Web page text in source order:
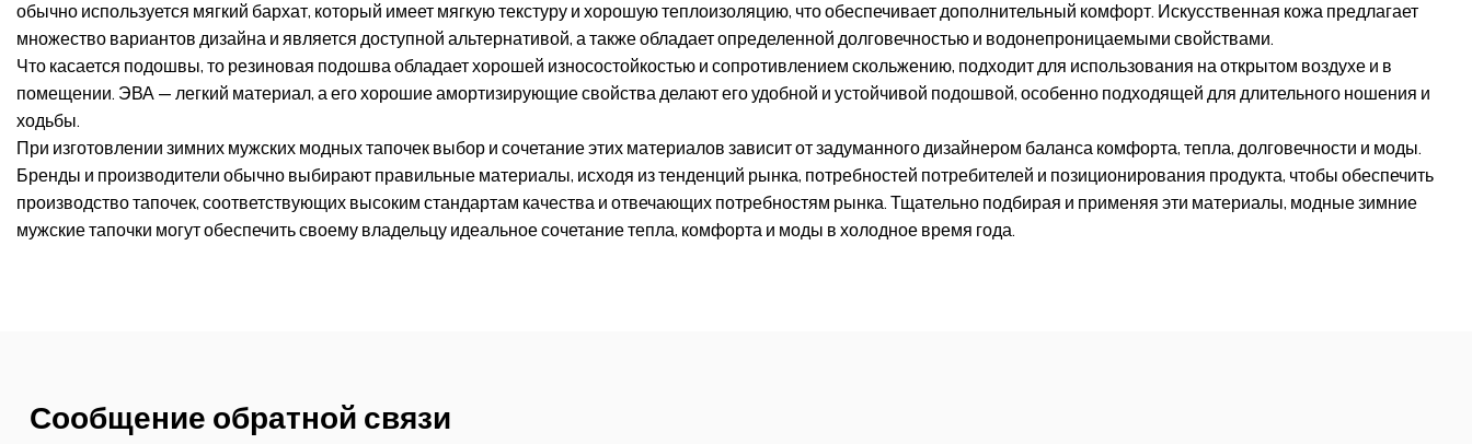
обычно используется мягкий бархат, который имеет мягкую текстуру и хорошую теплоизоляцию, что обеспечивает дополнительный комфорт. Искусственная кожа предлагает
множество вариантов дизайна и является доступной альтернативой, а также обладает определенной долговечностью и водонепроницаемыми свойствами.
Что касается подошвы, то резиновая подошва обладает хорошей износостойкостью и сопротивлением скольжению, подходит для использования на открытом воздухе и в
помещении. ЭВА — легкий материал, а его хорошие амортизирующие свойства делают его удобной и устойчивой подошвой, особенно подходящей для длительного ношения и
ходьбы.
При изготовлении зимних мужских модных тапочек выбор и сочетание этих материалов зависит от задуманного дизайнером баланса комфорта, тепла, долговечности и моды.
Бренды и производители обычно выбирают правильные материалы, исходя из тенденций рынка, потребностей потребителей и позиционирования продукта, чтобы обеспечить
производство тапочек, соответствующих высоким стандартам качества и отвечающих потребностям рынка. Тщательно подбирая и применяя эти материалы, модные зимние
мужские тапочки могут обеспечить своему владельцу идеальное сочетание тепла, комфорта и моды в холодное время года.
Сообщение обратной связи